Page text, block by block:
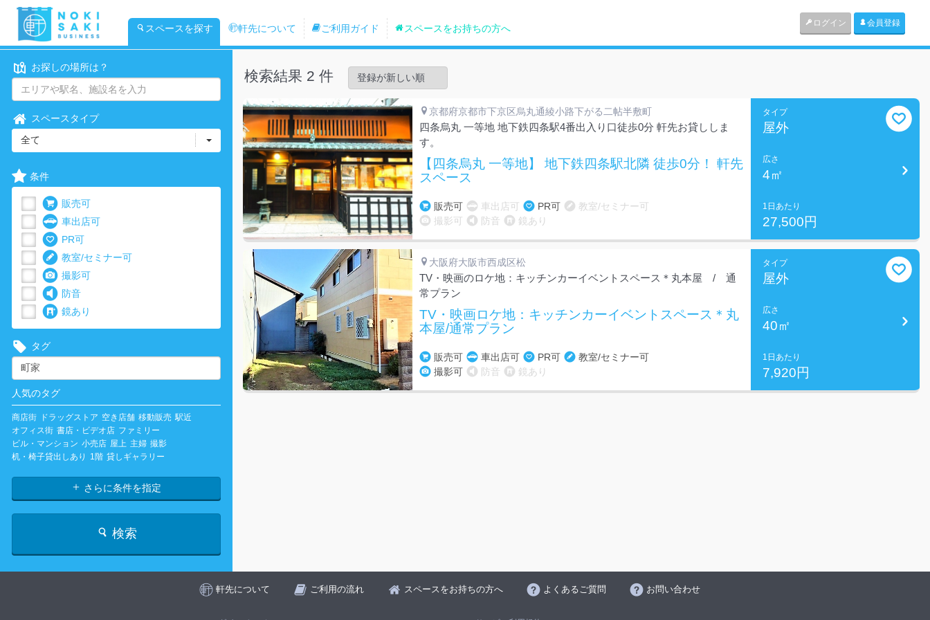
スペースを探す 軒先について ご利用ガイド スペースをお持ちの方へ ログイン 会員登録
お探しの場所は？
スペースタイプ
全て
条件
販売可
車出店可
PR可
教室/セミナー可
撮影可
防音
鏡あり
タグ
人気のタグ
商店街 ドラッグストア 空き店舗 移動販売 駅近
オフィス街 書店・ビデオ店 ファミリー
ビル・マンション 小売店 屋上 主婦 撮影
机・椅子貸出しあり
1階 貸しギャラリー
さらに条件を指定
検索
検索結果 2 件
京都府京都市下京区烏丸通綾小路下がる二帖半敷町
四条烏丸 一等地 地下鉄四条駅4番出入り口徒歩0分 軒先お貸ししま
す。
【四条烏丸 一等地】 地下鉄四条駅北隣 徒歩0分！ 軒先
スペース
販売可 車出店可 PR可
教室/セミナー可
撮影可
防音 鏡あり
タイプ
屋外
広さ
4㎡
1日あたり
27,500円
大阪府大阪市西成区松
TV・映画のロケ地：キッチンカーイベントスペース＊丸本屋 / 通
常プラン
TV・映画ロケ地：キッチンカーイベントスペース＊丸
本屋/通常プラン
販売可 車出店可 PR可
教室/セミナー可
撮影可
防音 鏡あり
タイプ
屋外
広さ
40㎡
1日あたり
7,920円
軒先について ご利用の流れ スペースをお持ちの方へ よくあるご質問 お問い合わせ